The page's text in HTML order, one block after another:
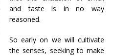
and taste is in no way
reasoned.
So early on we will cultivate
the senses, seeking to make